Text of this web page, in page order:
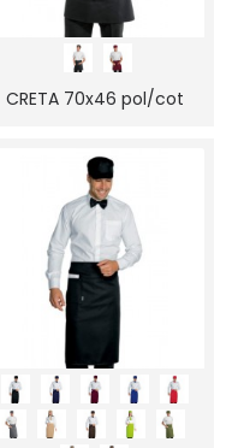
CRETA 70x46 pol/cot